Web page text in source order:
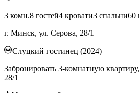
3 комн.8 гостей4 кровати3 спальни60
г. Минск, ул. Серова, 28/1
Слуцкий гостинец (2024)
Забронировать 3-комнатную
28/1